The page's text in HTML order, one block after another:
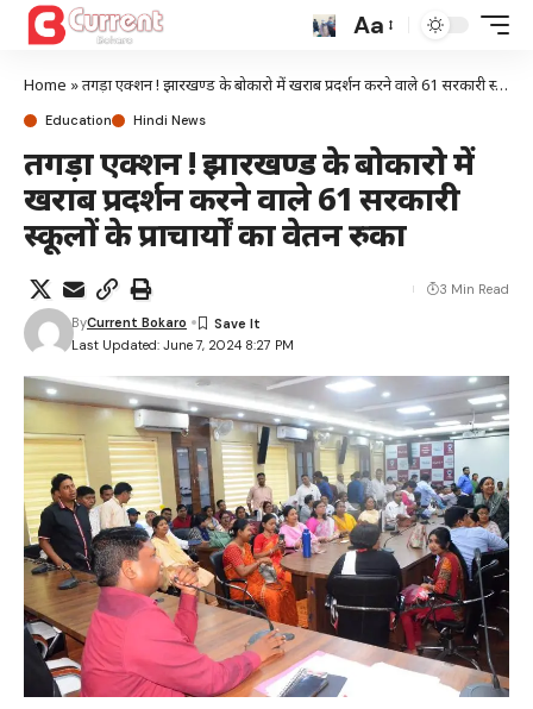
Aa
Home »तगड़ा एक्शन ! झारखण्ड के बोकारो में खराब प्रदर्शन करने वाले 61 सरकारी स्कूलों के प्राचार्यों का वेतन रुका
Education Hindi News
तगड़ा एक्शन ! झारखण्ड के बोकारो में
खराब प्रदर्शन करने वाले 61 सरकारी
स्कूलों के प्राचार्यों का वेतन रुका
Last Updated: June 7, 2024 8:27 PM
ByCurrent Bokaro
3 Min Read